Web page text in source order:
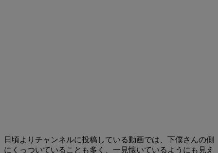
日頃よりチャンネルに投稿している動画では、下僕さんの側
にくっついていることも多く、一見懐いているようにも見え